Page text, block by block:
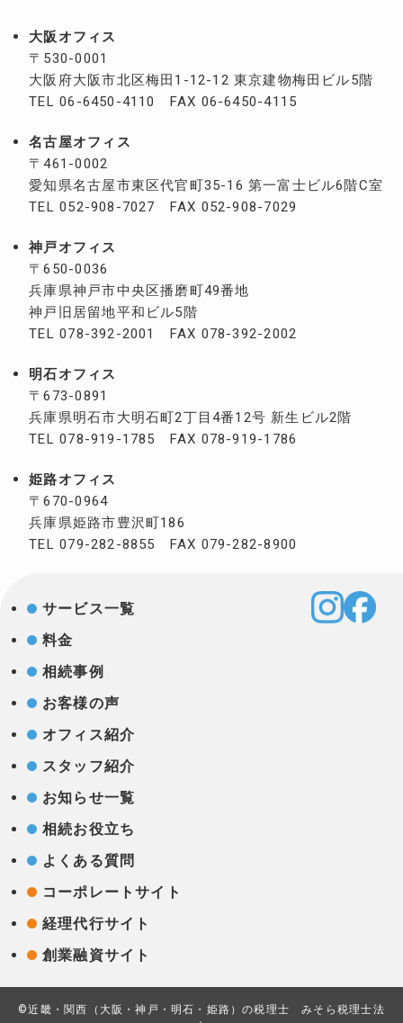
大阪オフィス
〒530-0001
大阪府大阪市北区梅田1-12-12東京建物梅田ビル5階
TEL 06-6450-4110 FAX 06-6450-4115
名古屋オフィス
〒461-0002
愛知県名古屋市東区代官町35-16第一富士ビル6階C室
TEL 052-908-7027 FAX 052-908-7029
神戸オフィス
〒650-0036
兵庫県神戸市中央区播磨町49番地
神戸旧居留地平和ビル5階
TEL 078-392-2001 FAX 078-392-2002
明石オフィス
〒673-0891
兵庫県明石市大明石町2丁目4番12号 新生ビル2階
TEL 078-919-1785 FAX 078-919-1786
姫路オフィス
〒670-0964
兵庫県姫路市豊沢町186
TEL 079-282-8855 FAX 079-282-8900
サービス一覧
料金
相続事例
お客様の声
オフィス紹介
スタッフ紹介
お知らせ一覧
相続お役立ち
よくある質問
コーポレートサイト
経理代行サイト
創業融資サイト
©近畿・関西（大阪・神戸・明石・姫路）の税理士 みそら税理士法